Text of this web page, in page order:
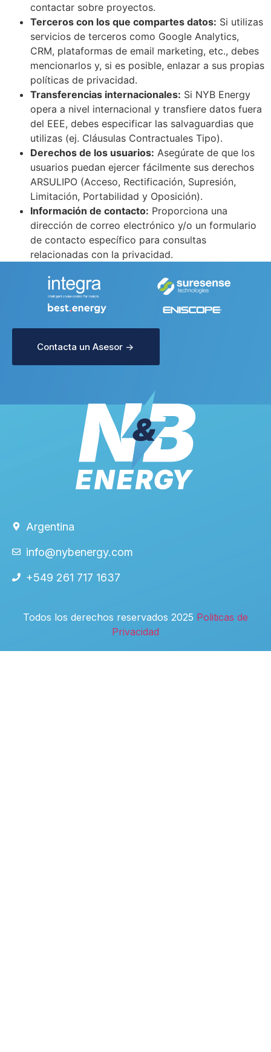
contactar sobre proyectos.
Terceros con los que compartes datos: Si utilizas
servicios de terceros como Google Analytics,
CRM, plataformas de email marketing, etc., debes
mencionarlos y, si es posible, enlazar a sus propias
políticas de privacidad.
Transferencias internacionales: Si NYB Energy
opera a nivel internacional y transfiere datos fuera
del EEE, debes especificar las salvaguardias que
utilizas (ej. Cláusulas Contractuales Tipo).
Derechos de los usuarios: Asegúrate de que los
usuarios puedan ejercer fácilmente sus derechos
ARSULIPO (Acceso, Rectificación, Supresión,
Limitación, Portabilidad y Oposición).
Información de contacto: Proporciona una
dirección de correo electrónico y/o un formulario
de contacto específico para consultas
relacionadas con la privacidad.
Contacta un Asesor ->
Argentina
info@nybenergy.com
+549 261 717 1637
Todos los derechos reservados 2025 Politicas de
Privacidad